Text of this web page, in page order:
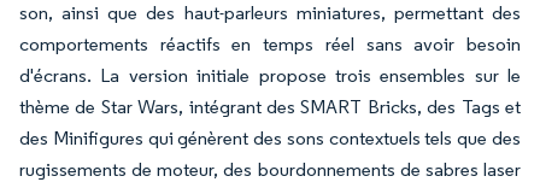
son, ainsi que des haut-parleurs miniatures, permettant des
comportements réactifs en temps réel sans avoir besoin
d'écrans. La version initiale propose trois ensembles sur le
thème de Star Wars, intégrant des SMART Bricks, des Tags et
des Minifigures qui génèrent des sons contextuels tels que des
rugissements de moteur, des bourdonnements de sabres laser